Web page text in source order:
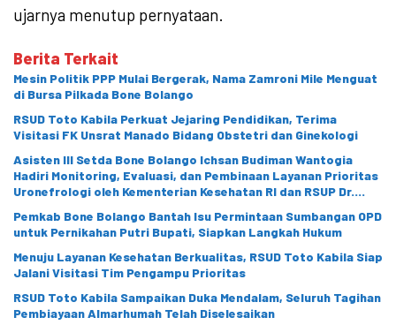
ujarnya menutup pernyataan.
Berita Terkait
Mesin Politik PPP Mulai Bergerak, Nama Zamroni Mile Menguat
di Bursa Pilkada Bone Bolango
RSUD Toto Kabila Perkuat Jejaring Pendidikan, Terima
Visitasi FK Unsrat Manado Bidang Obstetri dan Ginekologi
Asisten III Setda Bone Bolango Ichsan Budiman Wantogia
Hadiri Monitoring, Evaluasi, dan Pembinaan Layanan Prioritas
Uronefrologi oleh Kementerian Kesehatan RI dan RSUP Dr.
Pemkab Bone Bolango Bantah Isu Permintaan Sumbangan OPD
untuk Pernikahan Putri Bupati, Siapkan Langkah Hukum
Menuju Layanan Kesehatan Berkualitas, RSUD Toto Kabila Siap
Jalani Visitasi Tim Pengampu Prioritas
RSUD Toto Kabila Sampaikan Duka Mendalam, Seluruh Tagihan
Pembiayaan Almarhumah Telah Diselesaikan